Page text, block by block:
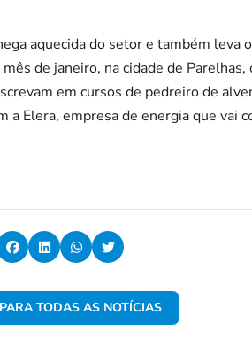
aquecida do setor e também leva
de janeiro, na cidade de
em cursos de pedreiro de
a Elera, empresa de energia que vai
TODAS AS NOTÍCIAS